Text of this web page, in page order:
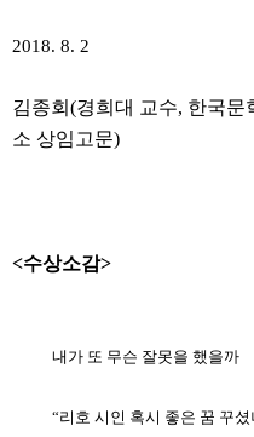
2018. 8. 2
김종회 (경희대 교수, 한국문
소 상임고문)
<수상소감>
내가 또 무슨 잘못을 했을까
“리호 시인 혹시 좋은 꿈 꾸